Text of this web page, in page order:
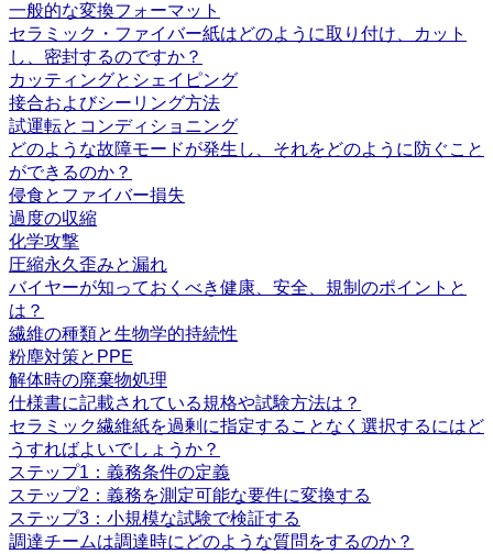
一般的な変換フォーマット
セラミック・ファイバー紙はどのように取り付け、カット
し、密封するのですか？
カッティングとシェイピング
接合およびシーリング方法
試運転とコンディショニング
どのような故障モードが発生し、それをどのように防ぐこと
ができるのか？
侵食とファイバー損失
過度の収縮
化学攻撃
圧縮永久歪みと漏れ
バイヤーが知っておくべき健康、安全、規制のポイントと
は？
繊維の種類と生物学的持続性
粉塵対策とPPE
解体時の廃棄物処理
仕様書に記載されている規格や試験方法は？
セラミック繊維紙を過剰に指定することなく選択するにはど
うすればよいでしょうか？
ステップ1：義務条件の定義
ステップ2：義務を測定可能な要件に変換する
ステップ3：小規模な試験で検証する
調達チームは調達時にどのような質問をするのか？